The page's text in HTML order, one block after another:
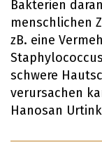
Bakterien
menschlichen
zB. eine
schwere
verursachen
Hanosan